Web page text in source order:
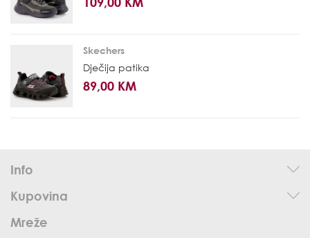
Skechers
Dječija patika
89,00 KM
Info
Kupovina
Mreže